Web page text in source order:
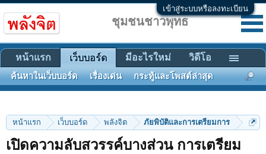
เข้าสู่ระบบหรือลงทะเบียน
หน้าแรก เว็บบอร์ด พลังจิต ภัยพิบัติและการเตรียมการ
เปิดความลับสวรรค์บางส่วน การเตรียม
1 2 3 ถัดไป >
ชุมชนชาวพุทธ
หน้าแรก เว็บบอร์ด
ค้นหาในเว็บบอร์ด เรื่องเด่น กระทู้และโพสต์ล่าสุด
มีอะไรใหม่ วิดีโอ